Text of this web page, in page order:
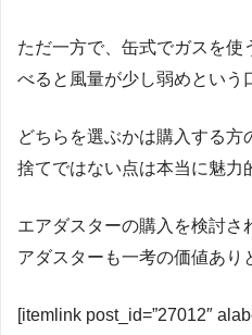
ただ一方で、缶式でガスを使
べると風量が少し弱めという
どちらを選ぶかは購入する
捨てではない点は本当に魅力
エアダスターの購入を検討さ
アダスターも一考の価値あり
[itemlink post_id=”27012″